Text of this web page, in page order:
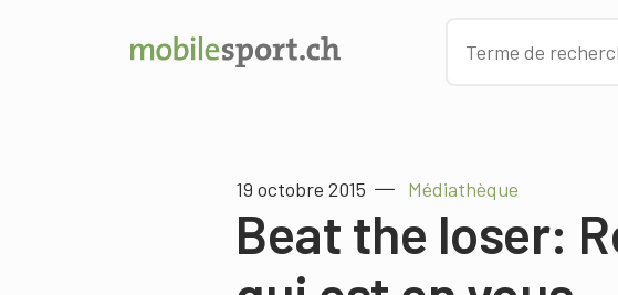
19 octobre 2015 Médiathèque
Beat the loser: